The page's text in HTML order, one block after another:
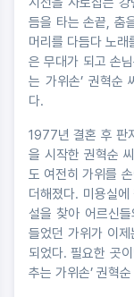
듬을 타는 손끝, 춤
머리를 다듬다 노래
은 무대가 되고 손
는 가위손’ 권혁순
다.
1977년 결혼 후 판
을 시작한 권혁순
도 여전히 가위를
더해졌다. 미용실
설을 찾아 어르신
들었던 가위가 이제
되었다. 필요한 곳
추는 가위손’ 권혁